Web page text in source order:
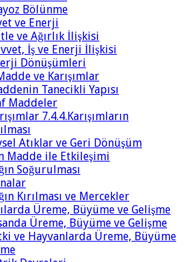
Bölünme
ve Enerji
ve Ağırlık İlişkisi
İş ve Enerji İlişkisi
Dönüşümleri
ve Karışımlar
Tanecikli Yapısı
Maddeler
7.4.4.Karışımların
Atıklar ve Geri Dönüşüm
Madde ile Etkileşimi
Soğurulması
Kırılması ve Mercekler
Üreme, Büyüme ve Gelişme
Üreme, Büyüme ve Gelişme
ve Hayvanlarda Üreme, Büyüme